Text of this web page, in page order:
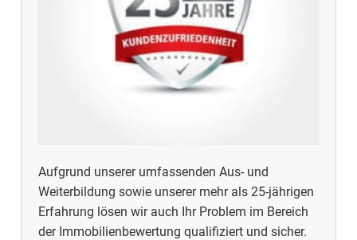
Aufgrund unserer umfassenden Aus- und
Weiterbildung sowie unserer mehr als 25-jährigen
Erfahrung lösen wir auch Ihr Problem im Bereich
der Immobilienbewertung qualifiziert und sicher.